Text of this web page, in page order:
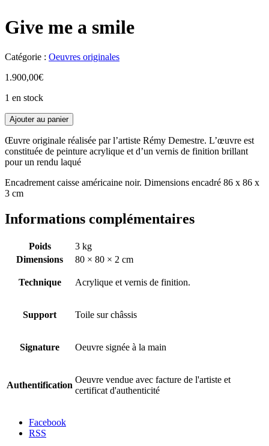
Give me a smile
Catégorie : Oeuvres originales
1.900,00€
1 en stock
Ajouter au panier
Œuvre originale réalisée par l’artiste Rémy Demestre. L’œuvre est
constituée de peinture acrylique et d’un vernis de finition brillant
pour un rendu laqué
Encadrement caisse américaine noir. Dimensions encadré 86 x 86 x
3 cm
Informations complémentaires
Poids
3 kg
Dimensions
80 × 80 × 2 cm
Technique Acrylique et vernis de finition.
Support Toile sur châssis
Signature Oeuvre signée à la main
Authentification
Oeuvre vendue avec facture de l'artiste et
certificat d'authenticité
Facebook
RSS